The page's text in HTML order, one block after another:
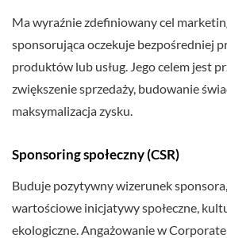
Ma wyraźnie zdefiniowany cel
sponsorująca oczekuje bezpośredniej
produktów lub usług. Jego celem jest
zwiększenie sprzedaży, budowanie
maksymalizacja zysku.
Sponsoring społeczny (CSR)
Buduje pozytywny wizerunek
wartościowe inicjatywy społeczne,
ekologiczne. Angażowanie w